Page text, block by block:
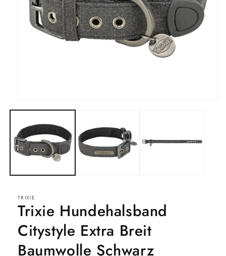
1
Modal
öffnen
TRIXIE
Trixie Hundehalsband
Citystyle Extra Breit
Baumwolle Schwarz